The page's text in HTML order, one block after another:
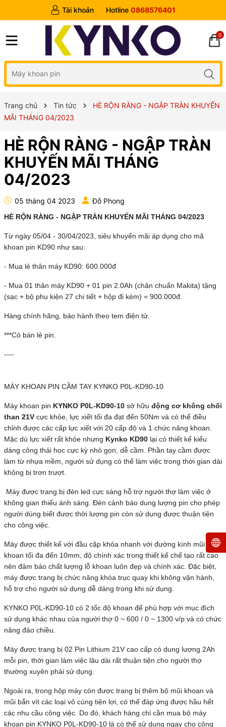
Tài khoản Hotline 0868576401
0
Trang chủ Tin tức
HÈ RỘN RÀNG - NGẬP TRÀN KHUYẾN
MÃI THÁNG 04/2023
HÈ RỘN RÀNG - NGẬP TRÀN
KHUYẾN MÃI THÁNG
04/2023
05 tháng 04 2023 Đỗ Phong
HÈ RỘN RÀNG - NGẬP TRÀN KHUYẾN MÃI THÁNG 04/2023
Từ ngày 05/04 - 30/04/2023, siêu khuyến mãi áp dụng cho mã
khoan pin KD90 như sau:
- Mua lẻ thân máy KD90: 600.000đ
- Mua 01 thân máy KD90 + 01 pin 2.0Ah (chân chuẩn Makita) tặng
(sạc + bộ phụ kiện 27 chi tiết + hộp đi kèm) = 900.000đ.
Hàng chính hãng, bảo hành theo tem điện tử.
***Có bán lẻ pin.
----
MÁY KHOAN PIN CẦM TAY KYNKO P0L-KD90-10
Máy khoan pin KYNKO P0L-KD90-10sở hữu động cơ không chổi
than 21Vcực khỏe, lực xiết tối đa đạt đến 50Nm và có thể điều
chỉnh được các cấp lực xiết với 20 cấp độ và 1 chức năng khoan.
Mặc dù lực xiết rất khỏe nhưng Kynko KD90lại có thiết kế kiểu
dáng công thái học cực kỳ nhỏ gọn, dễ cầm. Phần tay cầm được
làm từ nhựa mềm, người sử dụng có thể làm việc trong thời gian dài
không bị trơn trượt.
Máy được trang bị đèn led cực sáng hỗ trợ người thợ làm việc ở
không gian thiếu ánh sáng. Đèn cảnh báo dung lượng pin cho phép
người dùng biết được thời lượng pin còn sử dụng được thuận tiện
cho công việc.
Máy được thiết kế với đầu cặp khóa nhanh với đường kính mũi
khoan tối đa đến 10mm, độ chính xác trong thiết kế chế tạo rất cao
nên đảm bảo chất lượng lỗ khoan luôn đẹp và chính xác. Đặc biệt,
máy được trang bị chức năng khóa trục quay khi không vận hành,
hỗ trợ cho người sử dụng dễ dàng trong khi sử dụng.
KYNKO P0L-KD90-10 có 2 tốc độ khoan để phù hợp với mục đích
sử dụng khác nhau của người thợ 0 ~ 600 / 0 ~ 1300 v/p và có chức
năng đảo chiều.
Máy được trang bị 02 Pin Lithium 21V cao cấp có dung lượng 2Ah
mỗi pin, thời gian làm việc lâu dài rất thuận tiện cho người thợ
thường xuyên phải sử dụng.
Ngoài ra, trong hộp máy còn được trang bị thêm bộ mũi khoan và
mũi bắn vít các loại vô cùng tiện lợi, có thể đáp ứng được hầu hết
các nhu cầu công việc. Do đó, khách hàng chỉ cần mua bộ máy
khoan pin KYNKO P0L-KD90-10 là có thể sử dụng ngay cho công